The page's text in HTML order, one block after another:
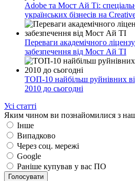
Adobe та Мост Ай Ті:
українських бізнесів на
Переваги академічного
забезпечення від Мост Ай ТІ
ТОП-10 найбільш руйнівних
2010 до сьогодні
Усі статті
Яким чином ви познайомилися з
Інше
Випадково
Через соц. мережі
Google
Раніше купував у вас ПО
Голосувати